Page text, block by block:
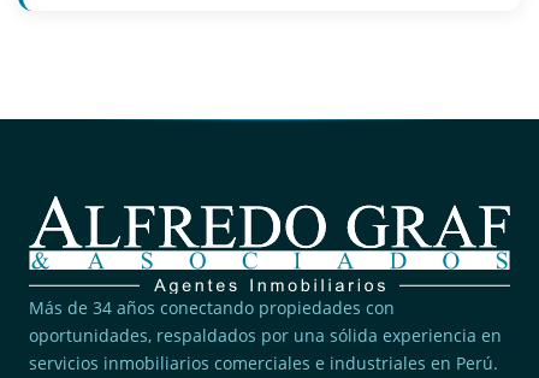
Más de 34 años conectando propiedades con
oportunidades, respaldados por una sólida experiencia en
servicios inmobiliarios comerciales e industriales en Perú.